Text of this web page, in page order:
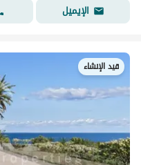
الإيميل
قيد الإنشاء